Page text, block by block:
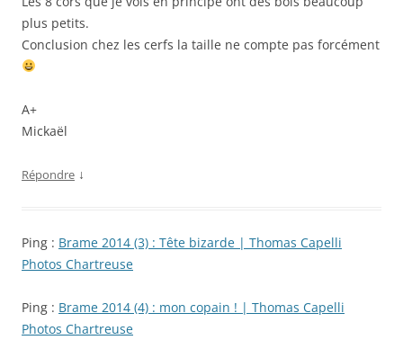
plus petits.
Conclusion chez les cerfs la taille ne compte pas forcément
A+
Mickaël
Répondre ↓
Ping : Brame 2014 (3) : Tête bizarde | Thomas Capelli
Photos Chartreuse
Ping : Brame 2014 (4) : mon copain ! | Thomas Capelli
Photos Chartreuse